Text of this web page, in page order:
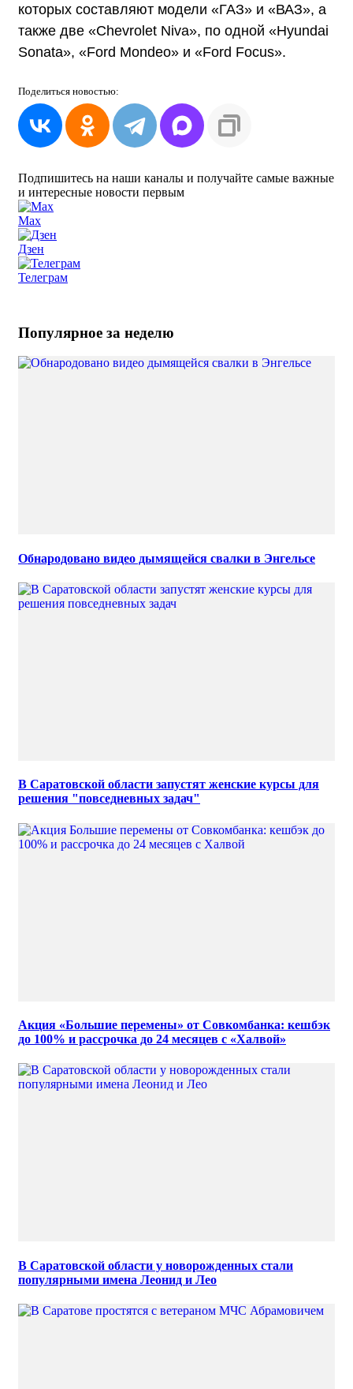
которых составляют модели «ГАЗ» и «ВАЗ», а
также две «Chevrolet Niva», по одной «Hyundai
Sonata», «Ford Mondeo» и «Ford Focus».
Поделиться новостью:
Подпишитесь на наши каналы и получайте самые важные
и интересные новости первым
Max
Дзен
Телеграм
Популярное за неделю
Обнародовано видео дымящейся свалки в Энгельсе
В Саратовской области запустят женские курсы для
решения "повседневных задач"
Акция «Большие перемены» от Совкомбанка: кешбэк
до 100% и рассрочка до 24 месяцев с «Халвой»
В Саратовской области у новорожденных стали
популярными имена Леонид и Лео